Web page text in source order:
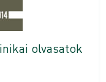
olvasatok